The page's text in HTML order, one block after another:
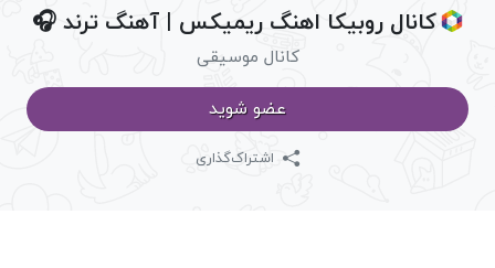
کانال روبیکا اهنگ ریمیکس | آهنگ ترند 🎧
کانال موسیقی
عضو شوید
اشتراک‌گذاری